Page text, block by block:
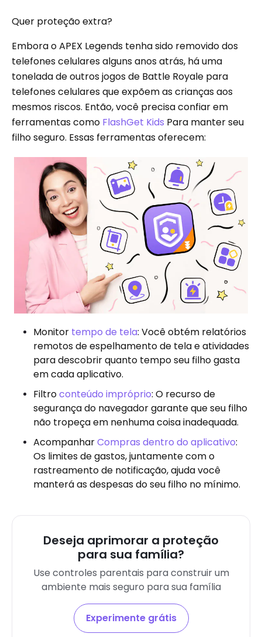
Quer proteção extra?
Embora o APEX Legends tenha sido removido dos
telefones celulares alguns anos atrás, há uma
tonelada de outros jogos de Battle Royale para
telefones celulares que expõem as crianças aos
mesmos riscos. Então, você precisa confiar em
ferramentas como FlashGet Kids Para manter seu
filho seguro. Essas ferramentas oferecem:
Monitor tempo de tela: Você obtém relatórios
remotos de espelhamento de tela e atividades
para descobrir quanto tempo seu filho gasta
em cada aplicativo.
Filtroconteúdo impróprio: O recurso de
segurança do navegador garante que seu filho
não tropeça em nenhuma coisa inadequada.
AcompanharCompras dentro do aplicativo:
Os limites de gastos, juntamente com o
rastreamento de notificação, ajuda você
manterá as despesas do seu filho no mínimo.
Deseja aprimorar a proteção
para sua família?
Use controles parentais para construir um
ambiente mais seguro para sua família
Experimente grátis